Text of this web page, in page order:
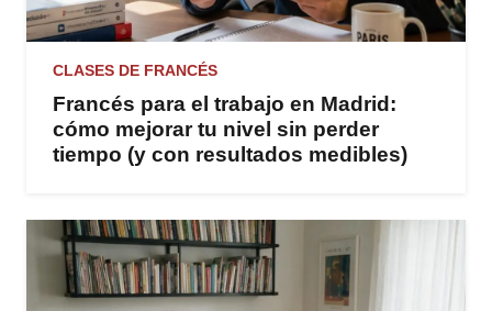
CLASES DE FRANCÉS
Francés para el trabajo en Madrid:
cómo mejorar tu nivel sin perder
tiempo (y con resultados medibles)